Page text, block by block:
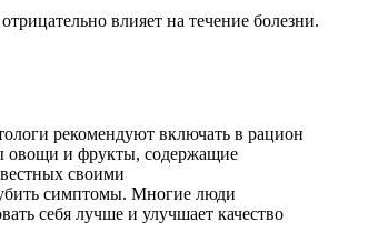
влияет на течение болезни.
рекомендуют включать в рацион
овощи и фрукты, содержащие
своими
симптомы. Многие люди
себя лучше и улучшает качество